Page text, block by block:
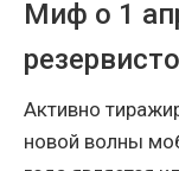
Миф о 1
Активно
новой волны